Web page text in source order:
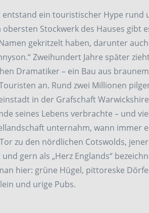
entstand ein touristischer Hype rund
obersten Stockwerk des Hauses gibt
gekritzelt haben, darunter
Zweihundert Jahre später
Dramatiker – ein Bau aus
an. Rund zwei Millionen
in der Grafschaft
seines Lebens verbrachte – und
unternahm, wann immer
zu den nördlichen Cotswolds,
gern als „Herz Englands“
hier: grüne Hügel, pittoreske
und urige Pubs.